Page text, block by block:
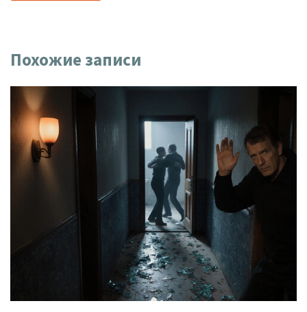
Похожие записи